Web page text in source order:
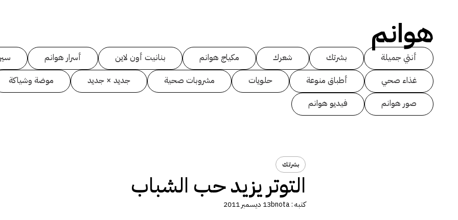
هوانم
أنتي جميلة بشرتك شعرك مكياج هوانم بنانيت أون لاين أسرار هوانم
غذاء صحي
أطباق منوعة حلويات مشروبات صحية جديد × جديد
موضة وشياكة
صور هوانم
فيديو هوانم
بشرتك
التوتر يزيد حب الشباب
كتبه :bnota13 ديسمبر 2011